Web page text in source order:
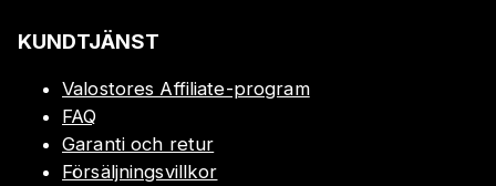
KUNDTJÄNST
Valostores Affiliate-program
FAQ
Garanti och retur
Försäljningsvillkor